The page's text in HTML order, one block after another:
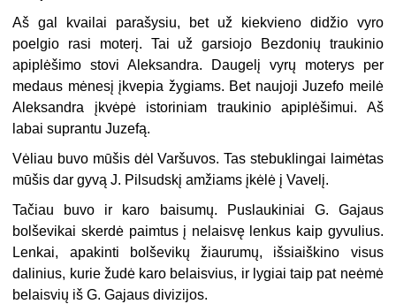
Aš gal kvailai parašysiu, bet už kiekvieno didžio vyro
poelgio rasi moterį. Tai už garsiojo Bezdonių traukinio
apiplėšimo stovi Aleksandra. Daugelį vyrų moterys per
medaus mėnesį įkvepia žygiams. Bet naujoji Juzefo meilė
Aleksandra įkvėpė istoriniam traukinio apiplėšimui. Aš
labai suprantu Juzefą.
Vėliau buvo mūšis dėl Varšuvos. Tas stebuklingai laimėtas
mūšis dar gyvą J. Pilsudskį amžiams įkėlė į Vavelį.
Tačiau buvo ir karo baisumų. Puslaukiniai G. Gajaus
bolševikai skerdė paimtus į nelaisvę lenkus kaip gyvulius.
Lenkai, apakinti bolševikų žiaurumų, išsiaiškino visus
dalinius, kurie žudė karo belaisvius, ir lygiai taip pat neėmė
belaisvių iš G. Gajaus divizijos.